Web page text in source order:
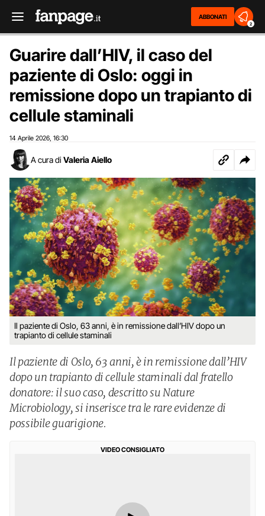
ABBONATI
2
Guarire dall’HIV, il caso del
paziente di Oslo: oggi in
remissione dopo un trapianto di
cellule staminali
14 Aprile 2026 16:30
A cura di Valeria Aiello
Il paziente di Oslo, 63 anni, è in remissione dall’HIV dopo un
trapianto di cellule staminali
Il paziente di Oslo, 63 anni, è in remissione dall’HIV
dopo un trapianto di cellule staminali dal fratello
donatore: il suo caso, descritto su Nature
Microbiology, si inserisce tra le rare evidenze di
possibile guarigione.
VIDEO CONSIGLIATO